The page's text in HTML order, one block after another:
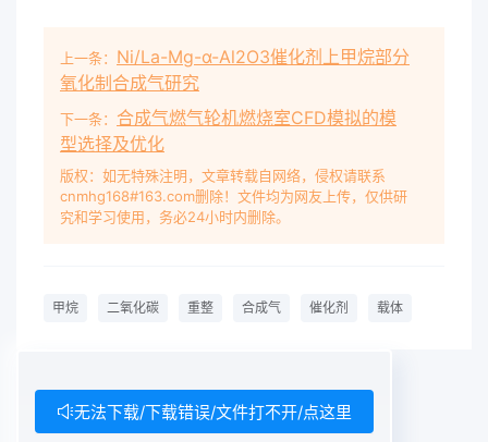
中n值增大,发用于甲烷、二氧化碳重整反应的催化剂
主要有生重整的反应温度降低,即发生重整反应的最
低温度以下两种类型为
CH4:640℃,C2H6:530℃,CH3g:485℃(1)负载型
金属催化剂这类催化剂主要以镍及表
1CcH+C2=2Co+2H反应的平衡常戴平衡转化率和
了甲烷与二氧化碳重整反应后,这类催化
No、CuO、Fe2O3为催500607×0-130505000化
剂在H2气流、500℃还原1h后,考察了甲烷与
上一条： Ni/La-Mg-α-Al2O3催化剂上甲烷部分
氧化制合成气研究
下一条： 合成气燃气轮机燃烧室CFD模拟的模
型选择及优化
版权：如无特殊注明，文章转载自网络，侵权请联系
cnmhg168#163.com删除！文件均为网友上传，仅供研
究和学习使用，务必24小时内删除。
甲烷 二氧化碳 重整 合成气 催化剂 载体
无法下载/下载错误/文件打不开/点这里